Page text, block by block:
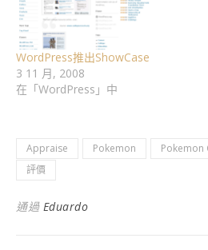
WordPress推出ShowCase
3 11 月, 2008
在「WordPress」中
Appraise Pokemon Pokemon
評價
通過 Eduardo